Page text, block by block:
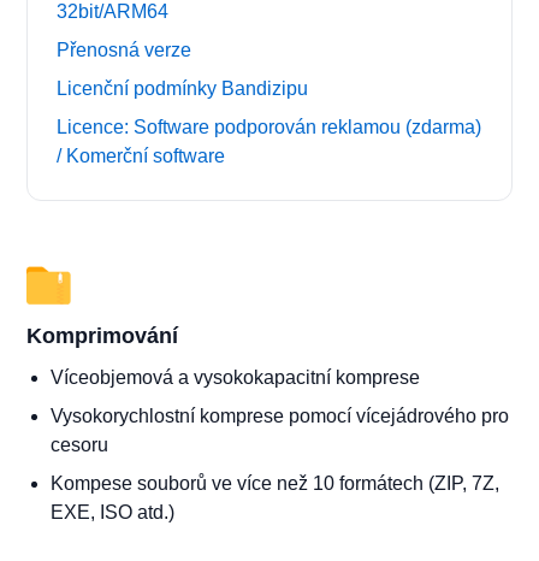
Komprimování
Víceobjemová a vysokokapacitní komprese
Vysokorychlostní komprese pomocí vícejádrového pro
cesoru
Kompese souborů ve více než 10 formátech (ZIP, 7Z,
EXE, ISO atd.)
32bit/ARM64
Přenosná verze
Licenční podmínky Bandizipu
Licence: Software podporován reklamou (zdarma)
/ Komerční software